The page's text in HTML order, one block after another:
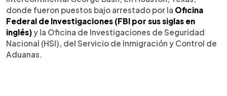
donde fueron puestos bajo arrestado por la Oficina
Federal de Investigaciones (FBI por sus siglas en
inglés)y la Oficina de Investigaciones de Seguridad
Nacional (HSI), del Servicio de Inmigración y Control de
Aduanas.